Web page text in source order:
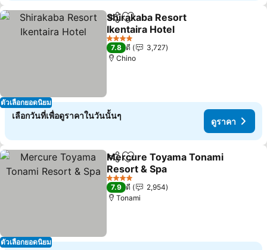
ตัวเลือกยอดนิยม
แชร์ เพิ่มในรายการโปรด
Shirakaba Resort
Ikentaira Hotel
4 ดาว
7.8 ดี
3,727
Chino
เลือกวันที่เพื่อดูราคาในวันนั้นๆ
ดูราคา
ตัวเลือกยอดนิยม
แชร์ เพิ่มในรายการโปรด
Mercure Toyama Tonami
Resort & Spa
4 ดาว
7.9 ดี
2,954
Tonami